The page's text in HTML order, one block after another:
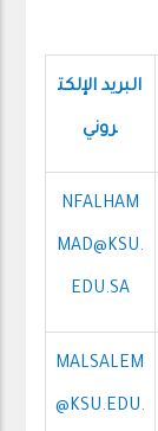
البريد الإلكت
روني
NFALHAM
MAD@KSU.
EDU.SA
MALSALEM
@KSU.EDU.